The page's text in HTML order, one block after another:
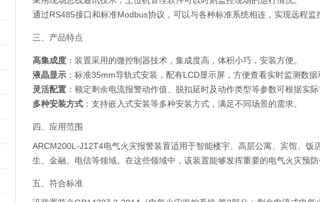
通过RS485接口和标准Modbus协议，可以与各种标准系统相连，实现远程监
三、产品特点
高集成度 ：装置采用的微控制器技术，集成度高，体积小巧，安装方便。
液晶显示 ：标准35mm导轨式安装，配有LCD显示屏，方便查看实时监测数据
灵活配置 ：额定剩余电流报警动作值、脱扣延时及动作类型等参数可根据实际
多种安装方式 ：支持嵌入式安装等多种安装方式，满足不同场景的需求。
四、应用范围
ARCM200L-J12T4电气火灾报警装置适用于智能楼宇、高层公寓、宾馆、饭
生、金融、电信等领域。在这些领域中，该装置能够发挥重要的电气火灾预防
五、符合标准